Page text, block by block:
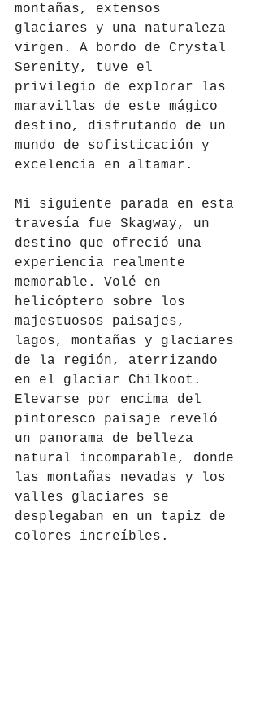
montañas, extensos
glaciares y una naturaleza
virgen. A bordo de Crystal
Serenity, tuve el
privilegio de explorar las
maravillas de este mágico
destino, disfrutando de un
mundo de sofisticación y
excelencia en altamar.
Mi siguiente parada en esta
travesía fue Skagway, un
destino que ofreció una
experiencia realmente
memorable. Volé en
helicóptero sobre los
majestuosos paisajes,
lagos, montañas y glaciares
de la región, aterrizando
en el glaciar Chilkoot.
Elevarse por encima del
pintoresco paisaje reveló
un panorama de belleza
natural incomparable, donde
las montañas nevadas y los
valles glaciares se
desplegaban en un tapiz de
colores increíbles.